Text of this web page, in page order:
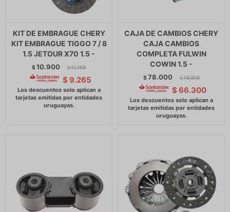
KIT DE EMBRAGUE CHERY
KIT EMBRAGUE TIGGO 7 / 8
1.5 JETOUR X70 1.5 -
$10.900 $ 11.168
$ 9.265
CAJA DE CAMBIOS CHERY
CAJA CAMBIOS
COMPLETA FULWIN
COWIN 1.5 -
$78.000 $ 79.918
$ 66.300